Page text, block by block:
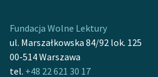
Kolekcje edukacyjne
twórców przechodzących
do domeny publicznej,
Fundacja Wolne Lektury
ul. Marszałkowska 84/92 lok. 125
00-514 Warszawa
tel. +48 22 621 30 17